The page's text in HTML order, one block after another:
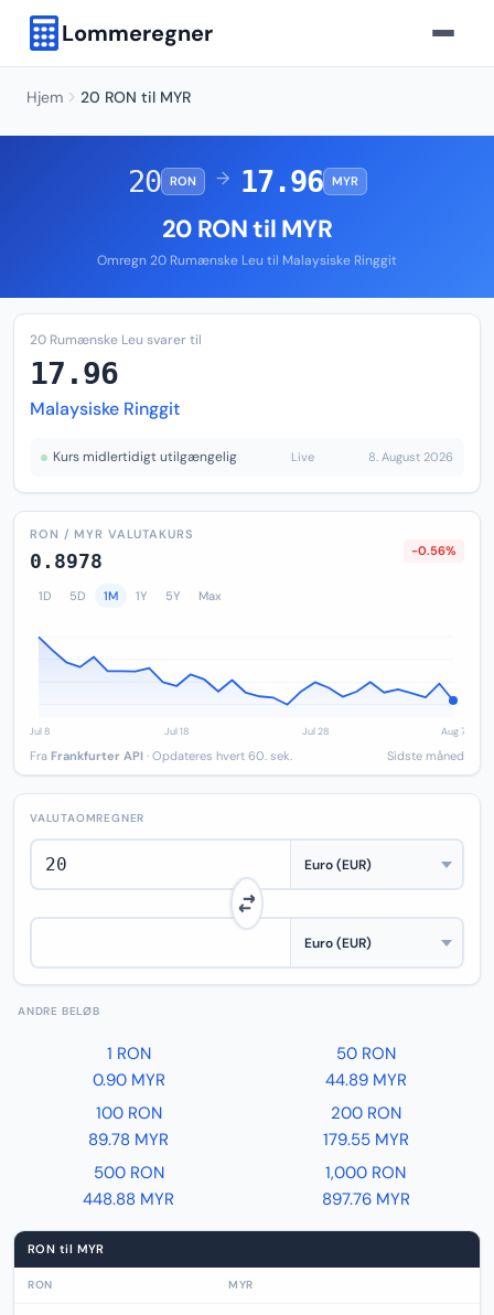
Lommeregner
Hjem 20 RON til MYR
20 RON → 17.96 MYR
20 RON til MYR
Omregn 20 Rumænske Leu til Malaysiske Ringgit
20 Rumænske Leu svarer til
17.96
Malaysiske Ringgit
Kurs midlertidigt utilgængelig Live 8. August 2026
RON / MYR VALUTAKURS
0.8978 -0.56%
1D 5D 1M 1Y 5Y Max
Fra Frankfurter API · Opdateres hvert 60. sek. Sidste måned
VALUTAOMREGNER
ANDRE BELØB
1 RON
0.90 MYR
50 RON
44.89 MYR
100 RON
89.78 MYR
200 RON
179.55 MYR
500 RON
448.88 MYR
1,000 RON
897.76 MYR
RON til MYR
RON MYR